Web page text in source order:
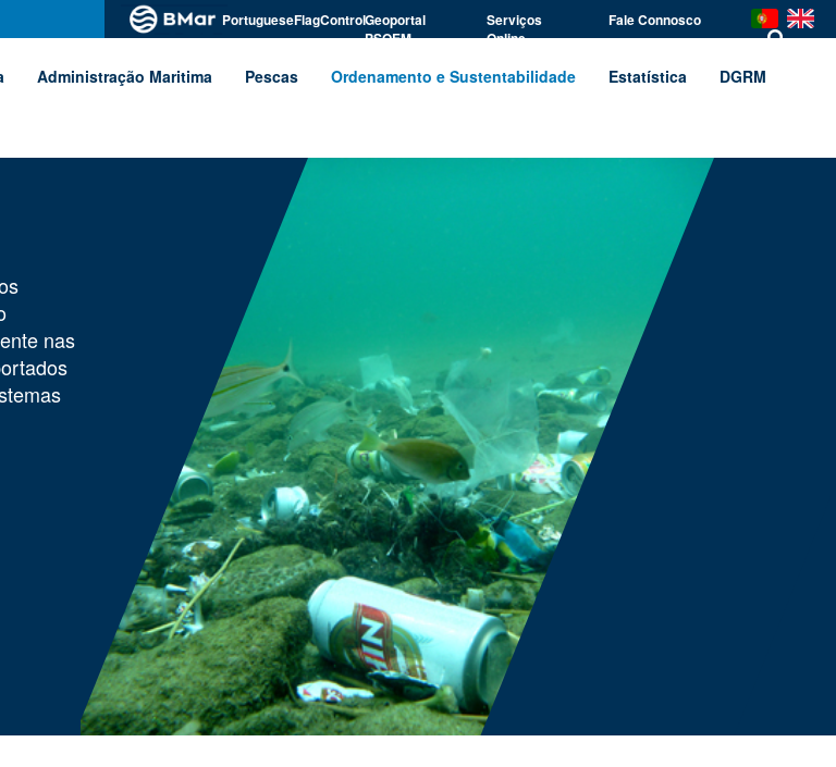
PortugueseFlagControlGeoportal
PSOEM
Serviços
Online
Fale Connosco
Administração Maritima Pescas Ordenamento e Sustentabilidade Estatística DGRM
nas